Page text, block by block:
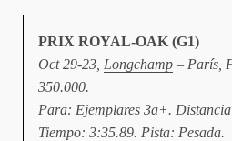
PRIX ROYAL-OAK (G1)
Oct 29-23, Longchamp – París,
350.000.
Para: Ejemplares 3a+.
Tiempo: 3:35.89. Pista: Pesada.